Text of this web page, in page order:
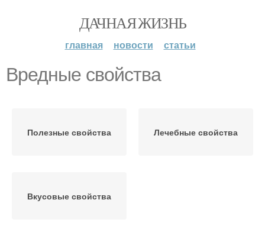
ДАЧНАЯ ЖИЗНЬ
главная новости статьи
Вредные свойства
Полезные свойства Лечебные свойства
Вкусовые свойства